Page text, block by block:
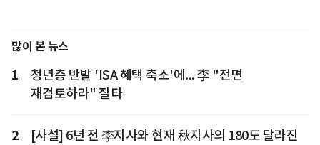
많이 본 뉴스
1
청년층 반발 'ISA 혜택 축소'에... 李 "전면
재검토하라" 질타
2
[사설] 6년 전 李지사와 현재 秋지사의 180도 달라진